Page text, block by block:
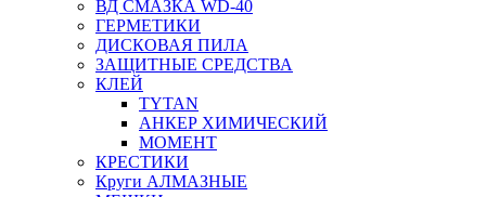
ВД СМАЗКА WD-40
ГЕРМЕТИКИ
ДИСКОВАЯ ПИЛА
ЗАЩИТНЫЕ СРЕДСТВА
КЛЕЙ
TYTAN
АНКЕР ХИМИЧЕСКИЙ
МОМЕНТ
КРЕСТИКИ
Круги АЛМАЗНЫЕ